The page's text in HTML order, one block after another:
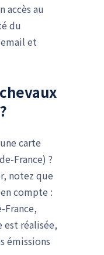
accès au
du
et
carte
France) ?
notez que
compte :
France,
est réalisée,
émissions